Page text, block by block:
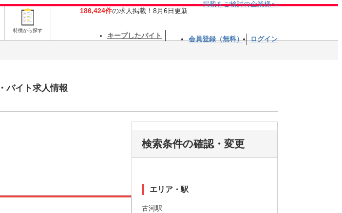
特徴から探す
186,424件の求人掲載！8月6日更新
掲載をご検討の企業様へ
キープしたバイト 会員登録（無料） ログイン
バイト求人情報
検索条件の確認・変更
エリア・駅
古河駅